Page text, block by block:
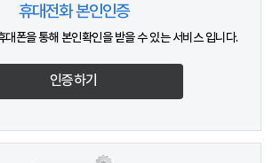
휴대전화 본인인증
대폰을 통해 본인확인을 받을 수 있는 서비스 입니다.
인증하기